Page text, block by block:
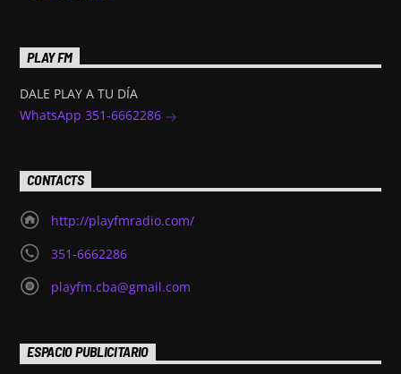
PLAY FM
DALE PLAY A TU DÍA
WhatsApp 351-6662286
CONTACTS
http://playfmradio.com/
351-6662286
playfm.cba@gmail.com
ESPACIO PUBLICITARIO